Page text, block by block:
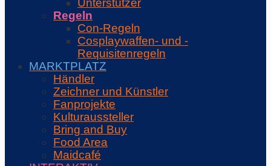
Unterstützer
Regeln
Con-Regeln
Cosplaywaffen- und -
Requisitenregeln
MARKTPLATZ
Händler
Zeichner und Künstler
Fanprojekte
Kulturaussteller
Bring and Buy
Food Area
Maidcafé